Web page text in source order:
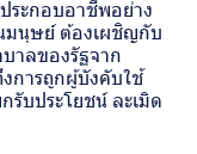
ระกอบอาชีพอย่าง
มนุษย์ ต้องเผชิญกับ
าลของรัฐจาก
การถูกผู้บังคับใช้
รับประโยชน์ ละเมิด